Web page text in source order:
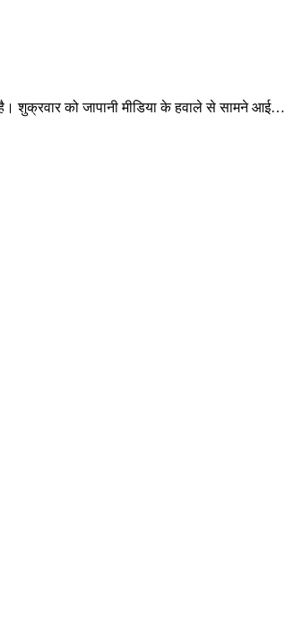
शुक्रवार को जापानी मीडिया के हवाले से सामने आई…